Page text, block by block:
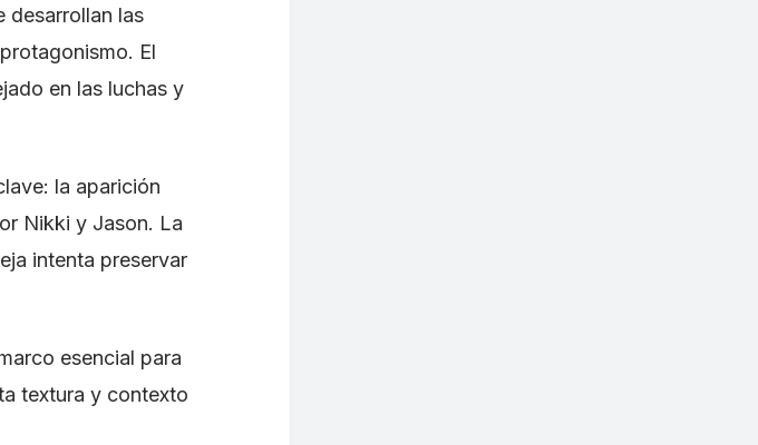
desarrollan las
El
en las luchas y
la aparición
Nikki y Jason. La
intenta preservar
esencial para
textura y contexto